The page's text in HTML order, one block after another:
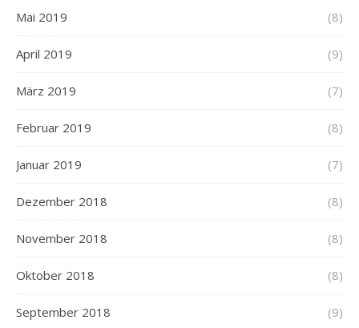
Mai 2019 (8)
April 2019 (9)
März 2019 (7)
Februar 2019 (8)
Januar 2019 (7)
Dezember 2018 (8)
November 2018 (8)
Oktober 2018 (8)
September 2018 (9)